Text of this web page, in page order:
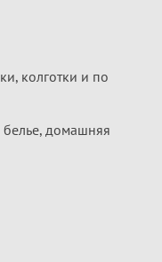
колготки и по
белье, домашняя